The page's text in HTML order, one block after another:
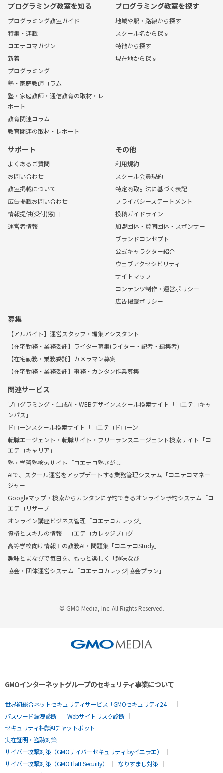
プログラミング教室を知る
プログラミング教室ガイド
特集・連載
コエテコマガジン
新着
プログラミング
塾・家庭教師コラム
塾・家庭教師・通信教育の取材・レ
ポート
教育関連コラム
教育関連の取材・レポート
プログラミング教室を探す
地域や駅・路線から探す
スクール名から探す
特徴から探す
現在地から探す
サポート
よくあるご質問
お問い合わせ
教室掲載について
広告掲載お問い合わせ
情報提供(受付)窓口
運営者情報
その他
利用規約
スクール会員規約
特定商取引法に基づく表記
プライバシーステートメント
投稿ガイドライン
加盟団体・賛同団体・スポンサー
ブランドコンセプト
公式キャラクター紹介
ウェブアクセシビリティ
サイトマップ
コンテンツ制作・運営ポリシー
広告掲載ポリシー
募集
【アルバイト】運営スタッフ・編集アシスタント
【在宅勤務・業務委託】ライター募集(ライター・記者・編集者)
【在宅勤務・業務委託】カメラマン募集
【在宅勤務・業務委託】事務・カンタン作業募集
関連サービス
プログラミング・生成AI・WEBデザインスクール検索サイト「コエテコキャ
ンパス」
ドローンスクール検索サイト「コエテコドローン」
転職エージェント・転職サイト・フリーランスエージェント検索サイト「コ
エテコキャリア」
塾・学習塾検索サイト「コエテコ塾さがし」
AIで、スクール運営をアップデートする業務管理システム「コエテコマネー
ジャー」
Googleマップ・検索からカンタンに予約できるオンライン予約システム「コ
エテコリザーブ」
オンライン講座ビジネス管理「コエテコカレッジ」
資格とスキルの情報「コエテコカレッジブログ」
高等学校向け情報Ⅰの教務AI・問題集「コエテコStudy」
趣味とまなびで毎日を、もっと楽しく「趣味なび」
協会・団体運営システム「コエテコカレッジ|協会プラン」
© GMO Media, Inc. All Rights Reserved.
GMOインターネットグループのセキュリティ事業について
世界初総合ネットセキュリティサービス「GMOセキュリティ24」
パスワード漏洩診断
Webサイトリスク診断
セキュリティ相談AIチャットボット
実在証明・盗聴対策
サイバー攻撃対策（GMOサイバーセキュリティ byイエラエ）
サイバー攻撃対策（GMO Flatt Security）
なりすまし対策